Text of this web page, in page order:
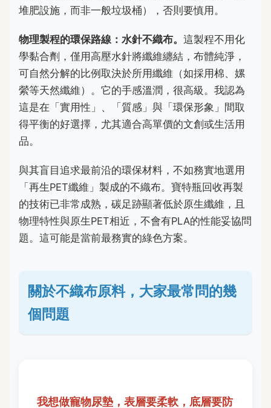
堆肥設施，而非一般垃圾桶），否則要慎用。
物理製程的環保路線：水針不織布。 這製程不用化
學黏合劑，僅用高壓水針將纖維纏結，布體純淨，
可自然分解的比例取決於所用纖維（如採用棉、嫘
縈等天然纖維）。它的手感溫潤，很高級。我認為
這是在「實用性」、「質感」與「環保形象」間取
得平衡的好選擇，尤其適合高單價的文創或生活用
品。
與其盲目追求最前沿的環保材料，不如務實地選用
「再生PET纖維」製成的不織布。寶特瓶回收再製
的技術已非常成熟，碳足跡顯著低於原生纖維，且
物理特性與原生PET相近，不會有PLA的性能妥協問
題。這可能是當前最務實的綠色方案。
關於不織布原料，大家最常問的幾
個問題
我想做寵物尿墊，表層要柔軟，底層要防